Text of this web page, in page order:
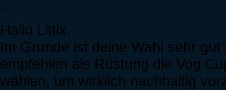
-
Hallo Littlx,
Im Grunde ist deine Wahl sehr
empfehlen als Rüstung die Vog
wählen, um wirklich nachhaltig